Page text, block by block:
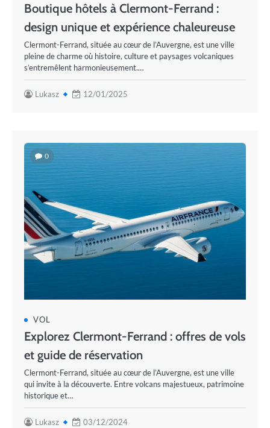
Boutique hôtels à Clermont-Ferrand :
design unique et expérience chaleureuse
Clermont-Ferrand, située au cœur de l’Auvergne, est une ville
pleine de charme où histoire, culture et paysages volcaniques
s’entremêlent harmonieusement.…
Lukasz 12/01/2025
0
VOL
Explorez Clermont-Ferrand : offres de vols
et guide de réservation
Clermont-Ferrand, située au cœur de l’Auvergne, est une ville
qui invite à la découverte. Entre volcans majestueux, patrimoine
historique et…
Lukasz 03/12/2024